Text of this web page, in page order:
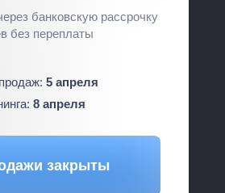
8 апреля
5 апреля
банковскую рассрочку
без переплаты
закрыты